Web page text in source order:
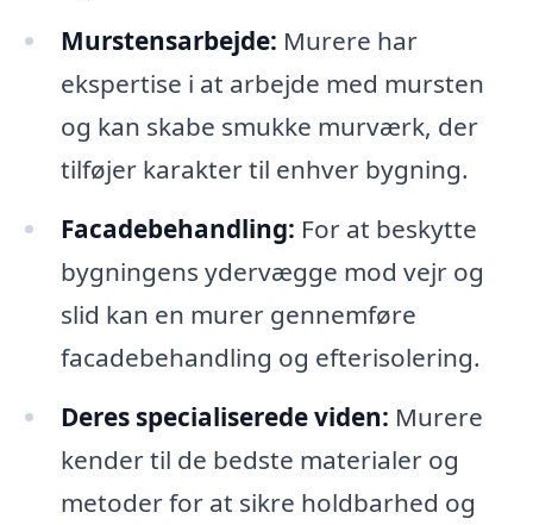
Murstensarbejde: Murere har
ekspertise i at arbejde med mursten
og kan skabe smukke murværk, der
tilføjer karakter til enhver bygning.
Facadebehandling: For at beskytte
bygningens ydervægge mod vejr og
slid kan en murer gennemføre
facadebehandling og efterisolering.
Deres specialiserede viden: Murere
kender til de bedste materialer og
metoder for at sikre holdbarhed og